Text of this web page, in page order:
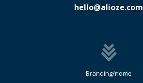
hello@alioze.com
Branding/nome